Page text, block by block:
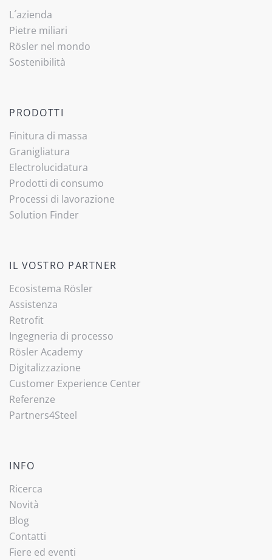
L´azienda
Pietre miliari
Rösler nel mondo
Sostenibilità
PRODOTTI
Finitura di massa
Granigliatura
Electrolucidatura
Prodotti di consumo
Processi di lavorazione
Solution Finder
IL VOSTRO PARTNER
Ecosistema Rösler
Assistenza
Retrofit
Ingegneria di processo
Rösler Academy
Digitalizzazione
Customer Experience Center
Referenze
Partners4Steel
INFO
Ricerca
Novità
Blog
Contatti
Fiere ed eventi